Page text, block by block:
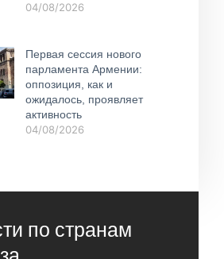
04/08/2026
Первая сессия нового
парламента Армении:
оппозиция, как и
ожидалось, проявляет
активность
04/08/2026
по странам